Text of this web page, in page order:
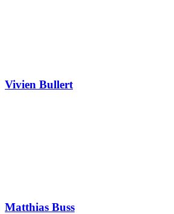
Vivien Bullert
Matthias Buss